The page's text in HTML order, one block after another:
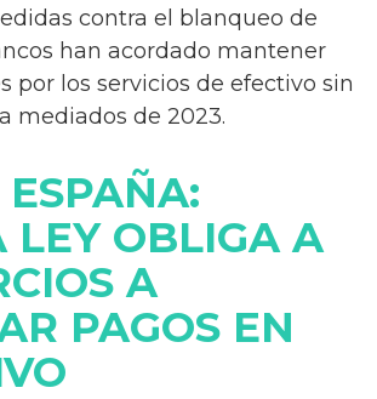
contra el blanqueo de
han acordado mantener
por los servicios de efectivo sin
mediados de 2023.
ESPAÑA:
LEY OBLIGA A
A
PAGOS EN